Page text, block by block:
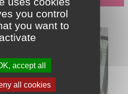
you control
you want to
activate
accept all
all cookies